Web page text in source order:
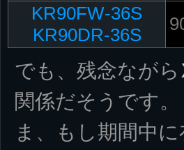
KR90FW-36S
KR90DR-36S
でも、残念ながら
関係だそうです。
ま、もし期間中